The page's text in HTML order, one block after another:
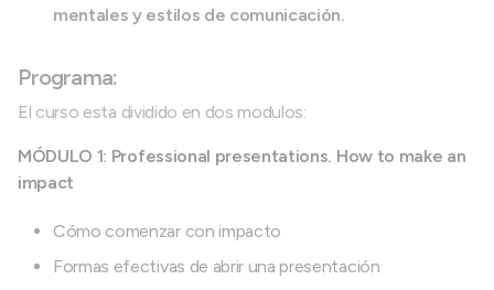
mentales y estilos de comunicación.
Programa:
El curso esta dividido en dos modulos:
MÓDULO 1: Professional presentations. How to make an
impact
Cómo comenzar con impacto
Formas efectivas de abrir una presentación